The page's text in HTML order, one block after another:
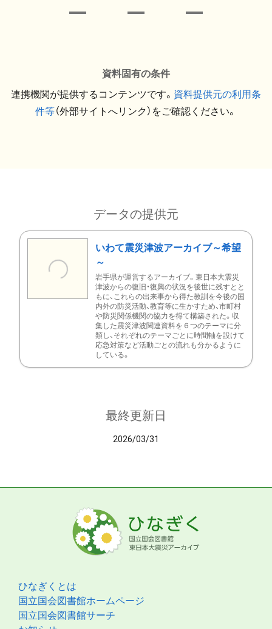
資料固有の条件
連携機関が提供するコンテンツです。 資料提供元の利用条
件等（外部サイトへリンク）をご確認ください。
データの提供元
いわて震災津波アーカイブ～希望
～
岩手県が運営するアーカイブ。東日本大震災
津波からの復旧・復興の状況を後世に残すとと
もに、これらの出来事から得た教訓を今後の国
内外の防災活動、教育等に生かすため、市町村
や防災関係機関の協力を得て構築された。収
集した震災津波関連資料を６つのテーマに分
類し、それぞれのテーマごとに時間軸を設けて
応急対策など活動ごとの流れも分かるように
している。
最終更新日
2026/03/31
ひなぎくとは
国立国会図書館ホームページ
国立国会図書館サーチ